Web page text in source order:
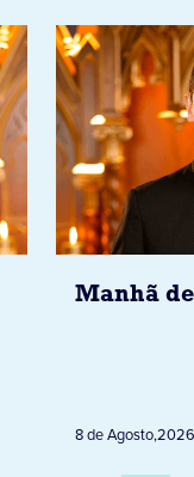
Manhã de
8 de Agosto,2026